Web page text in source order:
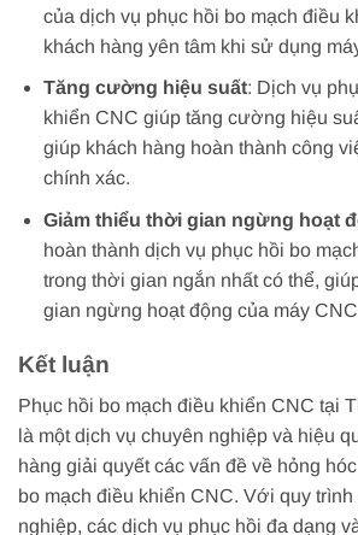
của dịch vụ phục hồi bo mạch điều
khách hàng yên tâm khi sử dụng
Tăng cường hiệu suất: Dịch vụ
khiển CNC giúp tăng cường hiệu
giúp khách hàng hoàn thành công
chính xác.
Giảm thiểu thời gian ngừng hoạt
hoàn thành dịch vụ phục hồi bo
trong thời gian ngắn nhất có thể,
gian ngừng hoạt động của máy
Kết luận
Phục hồi bo mạch điều khiển CNC tại
là một dịch vụ chuyên nghiệp và hiệu
hàng giải quyết các vấn đề về hỏng
bo mạch điều khiển CNC. Với quy
nghiệp, các dịch vụ phục hồi đa dạng